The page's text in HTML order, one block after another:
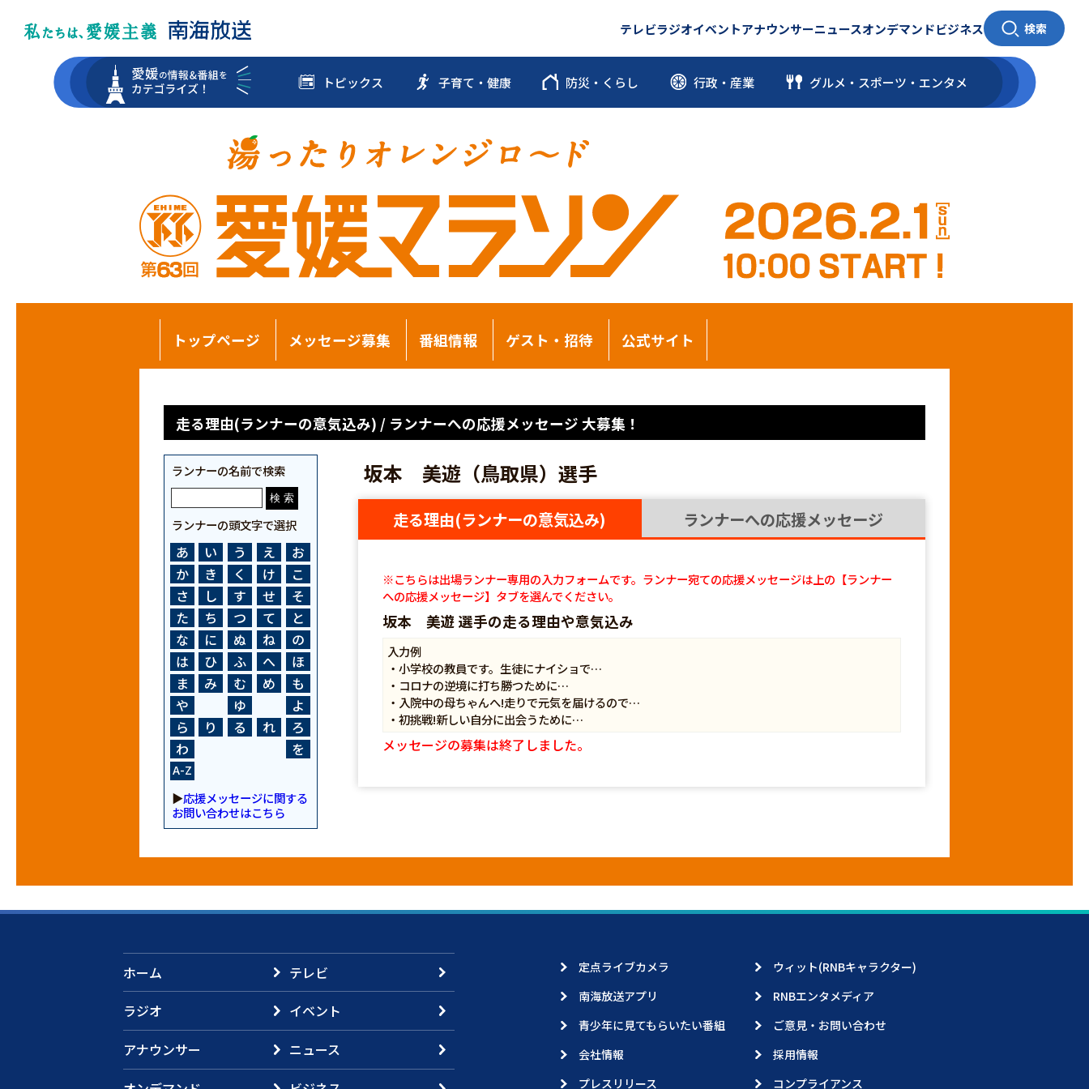
テレビラジオイベントアナウンサーニュースオンデマンドビジネス 検索
トピックス 子育て・健康 防災・くらし 行政・産業 グルメ・スポーツ ・ エンタメ
トップページ メッセージ募集 番組情報 ゲスト・招待 公式サイト
走る理由(ランナーの意気込み) / ランナーへの応援メッセージ 大募集！
ランナーの名前で検索
ランナーの頭文字で選択
あ い う え
お
か
き く け
こ
さ
し す せ
そ
た
ち つ て
と
な
に ぬ ね
の
は
ひ ふ へ
ほ
ま
み む め
も
や
ゆ
よ
ら
り る れ
ろ
わ
を
A-Z
▶応援メッセージに関する
お問い合わせはこちら
坂本 美遊（鳥取県）選手
走る理由(ランナーの意気込み) ランナーへの応援メッセージ
※こちらは出場ランナー専用の入力フォームです。ランナー宛ての応援メッセージは上の【ランナー
への応援メッセージ】タブを選んでください。
坂本 美遊 選手の走る理由や意気込み
入力例
・小学校の教員です。生徒にナイショで…
・コロナの逆境に打ち勝つために…
・入院中の母ちゃんへ!走りで元気を届けるので…
・初挑戦!新しい自分に出会うために…
メッセージの募集は終了しました。
ホーム
テレビ
ラジオ
イベント
アナウンサー
ニュース
定点ライブカメラ
ウィット(RNBキャラクター)
南海放送アプリ
RNBエンタメディア
青少年に見てもらいたい番組
ご意見・お問い合わせ
会社情報
採用情報
プレスリリース
コンプライアンス